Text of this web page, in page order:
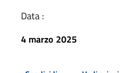
Data :
4 marzo 2025